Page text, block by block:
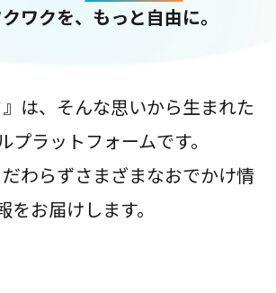
ワクを、もっと自由に。
』は、そんな思いから生まれた
プラットフォームです。
わらずさまざまなおでかけ情
をお届けします。